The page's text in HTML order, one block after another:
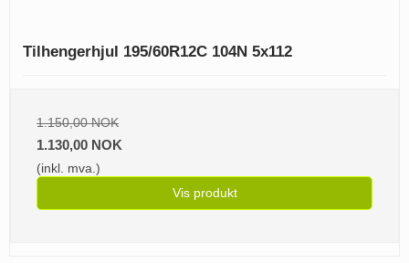
Tilhengerhjul 195/60R12C 104N 5x112
1.150,00 NOK
1.130,00 NOK
(inkl. mva.)
Vis produkt